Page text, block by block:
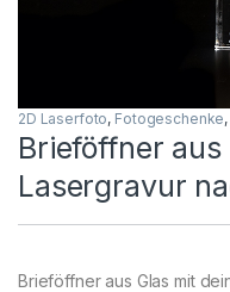
2D Laserfoto, Fotogeschenke,
Brieföffner aus
Lasergravur
Brieföffner aus Glas mit